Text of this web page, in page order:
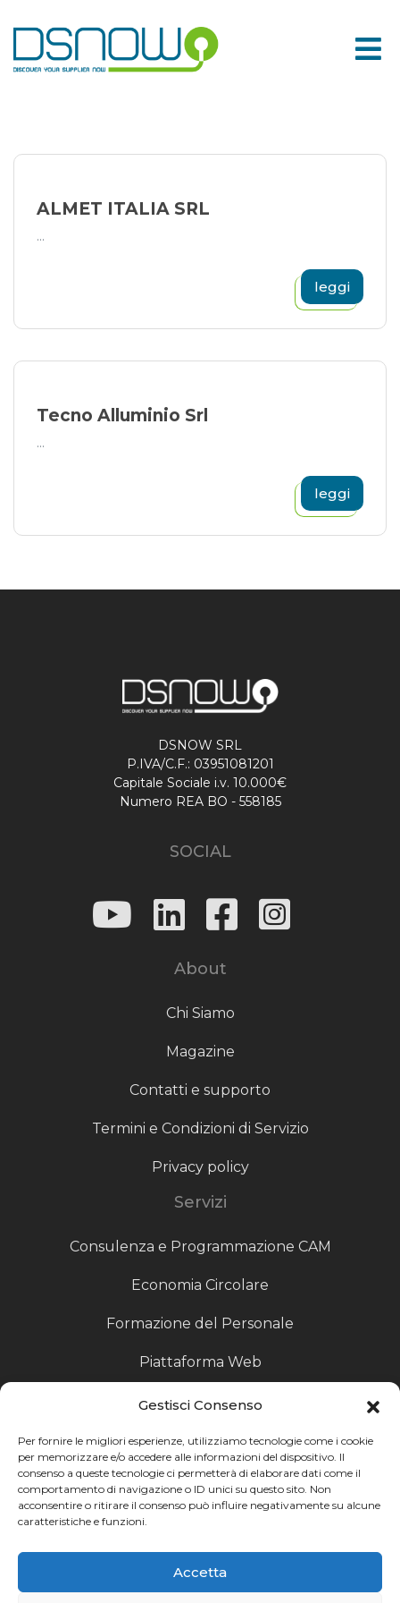
Gestisci Consenso
Per fornire le migliori esperienze, utilizziamo tecnologie come i cookie
per memorizzare e/o accedere alle informazioni del dispositivo. Il
consenso a queste tecnologie ci permetterà di elaborare dati come il
comportamento di navigazione o ID unici su questo sito. Non
acconsentire o ritirare il consenso può influire negativamente su alcune
caratteristiche e funzioni.
Accetta
to
content
ALMET ITALIA SRL
...
leggi
Tecno Alluminio Srl
...
leggi
DSNOW SRL
P.IVA/C.F.: 03951081201
Capitale Sociale i.v. 10.000€
Numero REA BO - 558185
SOCIAL
About
Chi Siamo
Magazine
Contatti e supporto
Termini e Condizioni di Servizio
Privacy policy
Servizi
Consulenza e Programmazione CAM
Economia Circolare
Formazione del Personale
Piattaforma Web
Scouting fornitori
Produzione Particolari
Raccoglitori di Fine Linea
Ricerca
Ricerca avanzata
Catalogo fornitori